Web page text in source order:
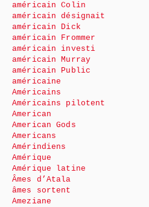
américain Colin
américain désignait
américain Dick
américain Frommer
américain investi
américain Murray
américain Public
américaine
Américains
Américains pilotent
American
American Gods
Americans
Amérindiens
Amérique
Amérique latine
Âmes d’Atala
âmes sortent
Ameziane